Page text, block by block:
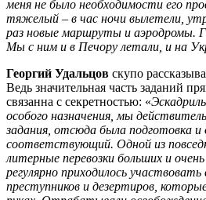
меня не было необходимости его
тяжелый – в час ночи вылетели,
раз новые маршруты и аэродромы.
Мы с ним и в Печору летали, и на
Георгий Удальцов скупо
Ведь значительная часть заданий
связанна с секретностью: «
особого назначения, мы
задания, отсюда была подготовка и
соответствующий. Одной из
литерные перевозки больших и
регулярно приходилось
преступников и дезертиров,